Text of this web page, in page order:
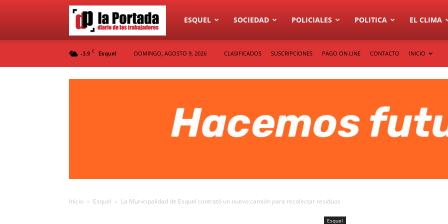
Diario
ESQUEL SOCIEDAD POLICIALES POLITICA EL CLIMA
-3.9 C Esquel DOMINGO, AGOSTO 9, 2026 CLASIFICADOS SUSCRIPCIONES PAGO ON LINE CONTACTO INICIO
Inicio Esquel La Municipalidad de Esquel contrató un nuevo camión para recolectar residuos
Esquel